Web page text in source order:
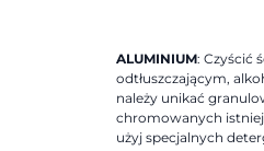
ALUMINIUM: Czyścić
odtłuszczającym,
należy unikać
chromowanych
użyj specjalnych